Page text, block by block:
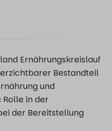
Ernährungskreislauf
Bestandteil
und
in der
der Bereitstellung